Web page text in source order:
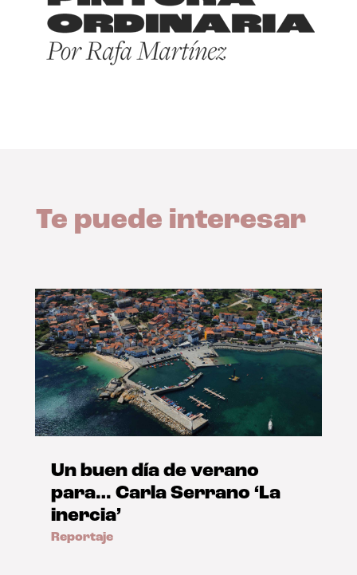
Te puede interesar
Un buen día de verano
para… Carla Serrano ‘La
inercia’
Reportaje